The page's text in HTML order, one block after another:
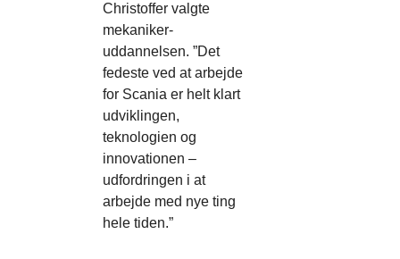
Christoffer valgte
mekaniker-
uddannelsen. ”Det
fedeste ved at arbejde
for Scania er helt klart
udviklingen,
teknologien og
innovationen –
udfordringen i at
arbejde med nye ting
hele tiden.”